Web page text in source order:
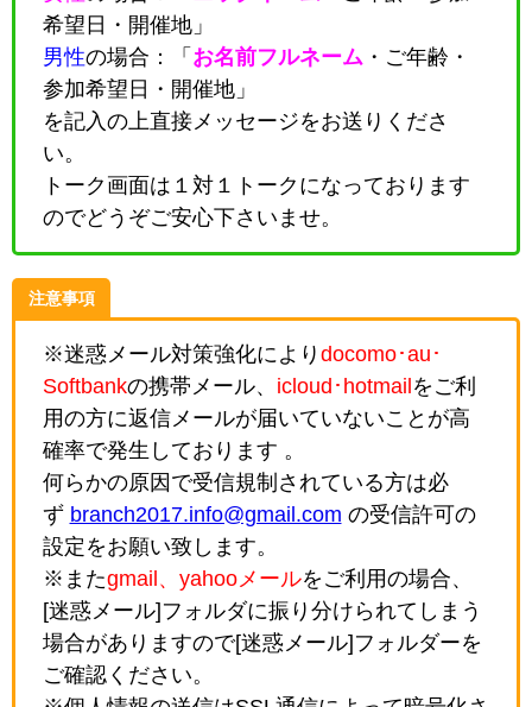
希望日・開催地」
男性の場合：「 お名前フルネーム ・ ご年齢・
参加希望日・開催地」
を記入の上直接メッセージをお送りくださ
い。
トーク画面は１対１トークになっております
のでどうぞご安心下さいませ。
注意事項
※迷惑メール対策強化により docomo･au･
Softbankの携帯メール、 icloud･hotmail をご利
用の方に返信メールが届いていないことが高
確率で発生しております 。
何らかの原因で受信規制されている方は必
ず branch2017.info@gmail.com の受信許可の
設定をお願い致します。
※またgmail、yahooメールをご利用の場合、
[迷惑メール]フォルダに振り分けられてしまう
場合がありますので[迷惑メール]フォルダーを
ご確認ください。